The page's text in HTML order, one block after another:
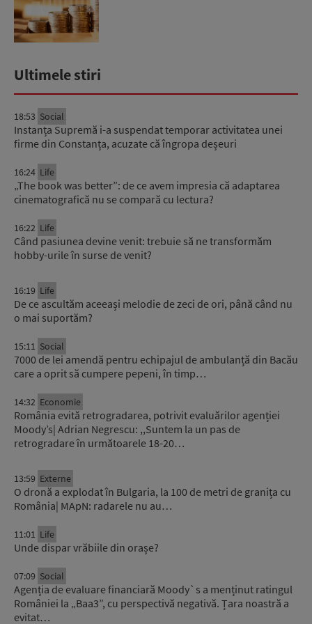
Ultimele stiri
18:53 Social
Instanța Supremă i-a suspendat temporar activitatea unei
firme din Constanța, acuzate că îngropa deșeuri
16:24 Life
„The book was better”: de ce avem impresia că adaptarea
cinematografică nu se compară cu lectura?
16:22 Life
Când pasiunea devine venit: trebuie să ne transformăm
hobby-urile în surse de venit?
16:19 Life
De ce ascultăm aceeași melodie de zeci de ori, până când nu
o mai suportăm?
15:11 Social
7000 de lei amendă pentru echipajul de ambulanță din Bacău
care a oprit să cumpere pepeni, în timp…
14:32 Economie
România evită retrogradarea, potrivit evaluărilor agenției
Moody’s| Adrian Negrescu: ,,Suntem la un pas de
retrogradare în următoarele 18-20…
13:59 Externe
O dronă a explodat în Bulgaria, la 100 de metri de granița cu
România| MApN: radarele nu au…
11:01 Life
Unde dispar vrăbiile din orașe?
07:09 Social
Agenția de evaluare financiară Moody`s a menținut ratingul
României la „Baa3”, cu perspectivă negativă. Țara noastră a
evitat…